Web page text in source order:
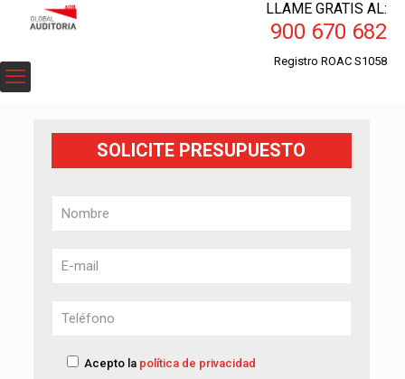
LLAME GRATIS AL:
900 670 682
Registro ROAC S1058
SOLICITE PRESUPUESTO
Acepto la política de privacidad